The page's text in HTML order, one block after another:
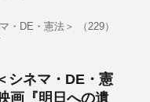
・DE・憲法＞ （229）
シネマ・DE・憲
画『明日への遺